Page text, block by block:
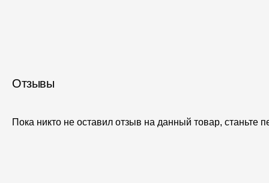
Отзывы
Пока никто не оставил отзыв на данный товар, станьте